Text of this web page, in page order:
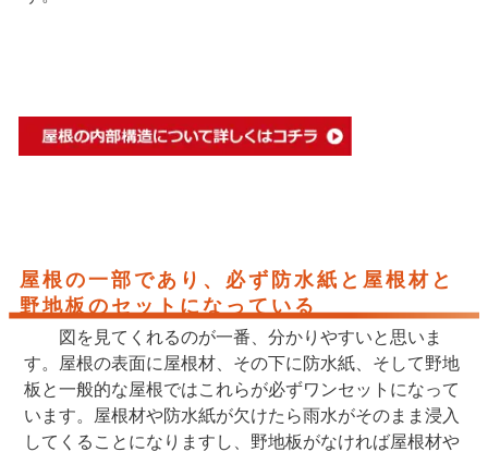
屋根の一部であり、必ず防水紙と屋根材と
野地板のセットになっている
図を見てくれるのが一番、分かりやすいと思いま
す。屋根の表面に屋根材、その下に防水紙、そして野地
板と一般的な屋根ではこれらが必ずワンセットになって
います。屋根材や防水紙が欠けたら雨水がそのまま浸入
してくることになりますし、野地板がなければ屋根材や